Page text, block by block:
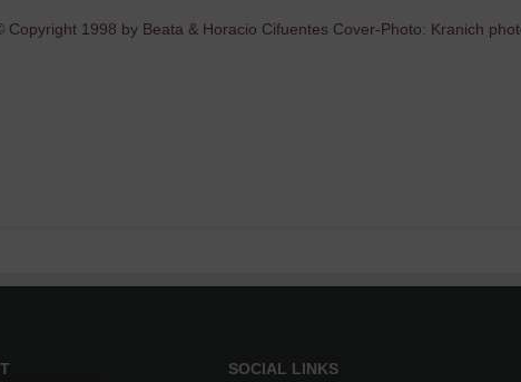
1998 by Beata & Horacio Cifuentes Cover-Photo: Kranich
SOCIAL LINKS